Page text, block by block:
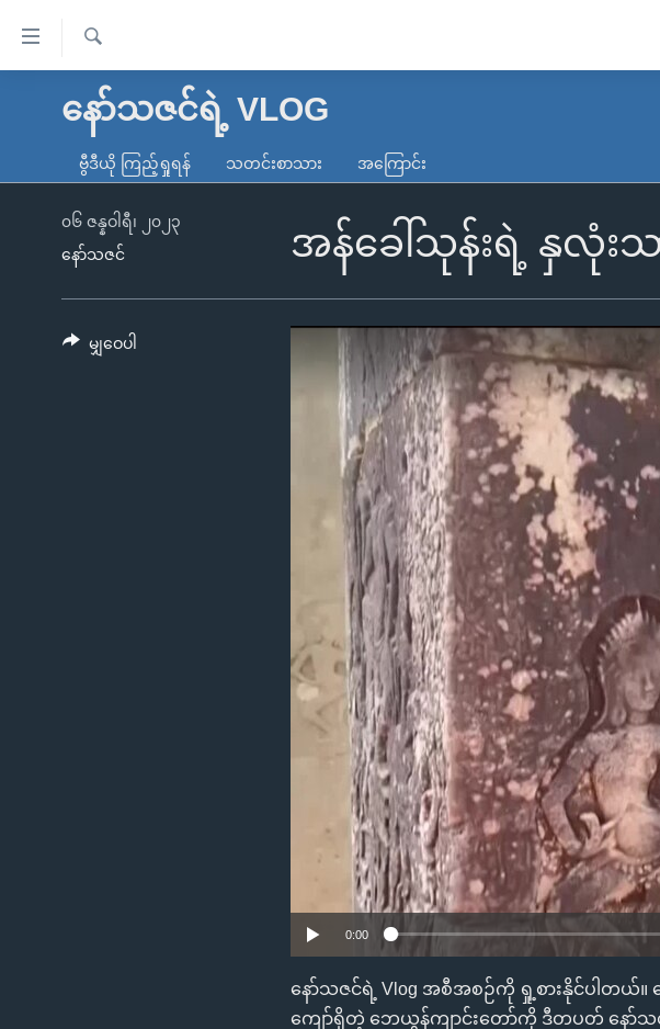
လွယ်ကူ
သည့်
မူလစာမျက်နှာ
ကမ္ဘာ့သတင်းများ
နိုင်ငံတကာ
အမေရိကန်
တရုတ်
အစ္စရေး-ပါလက်စတိုင်း
သတင်းလွတ်လပ်ခွင့်
ရပ်ဝန်းတခု လမ်းတခု အလွန်
အင်္ဂလိပ်စာလေ့လာမယ်
ရှာဖွေ
ရ
နော်သဇင်ရဲ့ VLOG
ဗွီဒီယို ကြည့်ရှုရန် သတင်းစာသား အကြောင်း
အန်ခေါ်သုန်းရဲ့ နှလုံး
၀၆ ဇန္နဝါရီ၊ ၂၀၂၃
နော်သဇင်
0:00
နော်သဇင်ရဲ့ Vlog အစီအစဉ်ကို ရှု့စားနိုင်ပါတယ်။
ကျော်ရှိတဲ့ ဘေယွန်ကျာင်းတော်ကို ဒီတပတ် နော်သ
မျှဝေပါ